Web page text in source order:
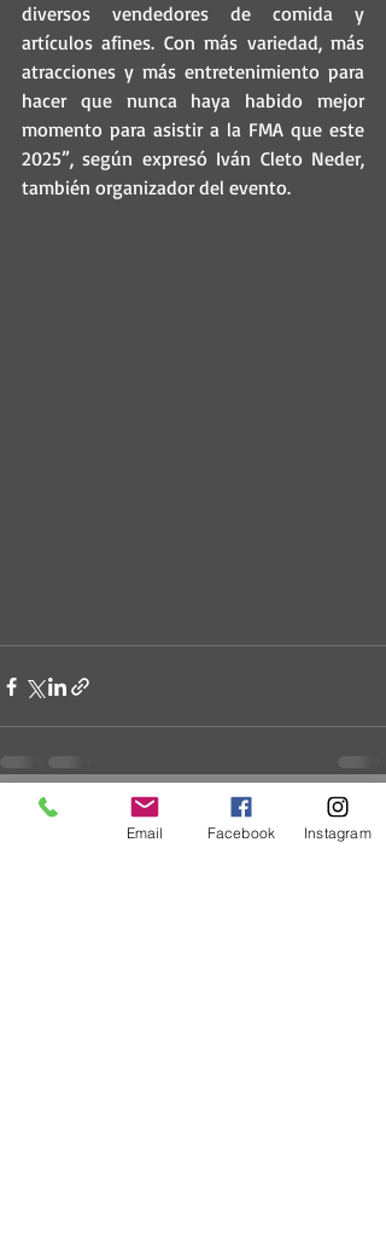
diversos vendedores de comida y
artículos afines. Con más variedad, más
atracciones y más entretenimiento para
hacer que nunca haya habido mejor
momento para asistir a la FMA que este
2025”, según expresó Iván Cleto Neder,
también organizador del evento.
Recent Posts See All
Email Facebook Instagram